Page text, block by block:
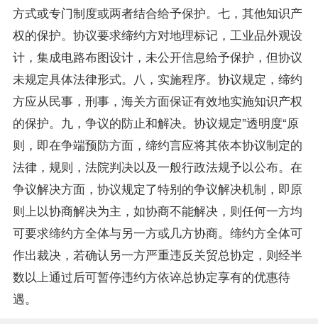
方式或专门制度或两者结合给予保护。七，其他知识产
权的保护。协议要求缔约方对地理标记，工业品外观设
计，集成电路布图设计，未公开信息给予保护，但协议
未规定具体法律形式。八，实施程序。协议规定，缔约
方应从民事，刑事，海关方面保证有效地实施知识产权
的保护。九，争议的防止和解决。协议规定”透明度“原
则，即在争端预防方面，缔约言应将其依本协议制定的
法律，规则，法院判决以及一般行政法规予以公布。在
争议解决方面，协议规定了特别的争议解决机制，即原
则上以协商解决为主，如协商不能解决，则任何一方均
可要求缔约方全体与另一方或几方协商。缔约方全体可
作出裁决，若确认另一方严重违反关贸总协定，则经半
数以上通过后可暂停违约方依谇总协定享有的优惠待
遇。